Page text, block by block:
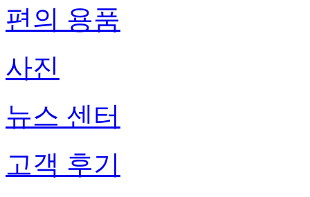
편의 용품
사진
뉴스 센터
고객 후기